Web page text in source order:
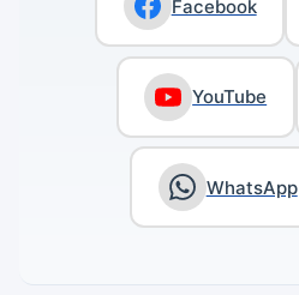
Facebook
YouTube
WhatsApp